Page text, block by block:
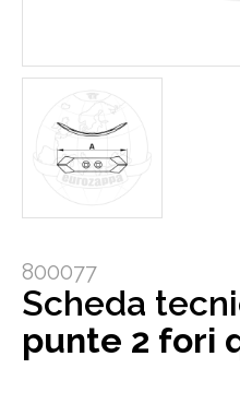
800077
Scheda
punte 2 fori